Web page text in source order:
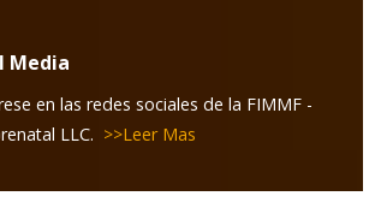
Media
en las redes sociales de la FIMMF -
LLC. >>Leer Mas